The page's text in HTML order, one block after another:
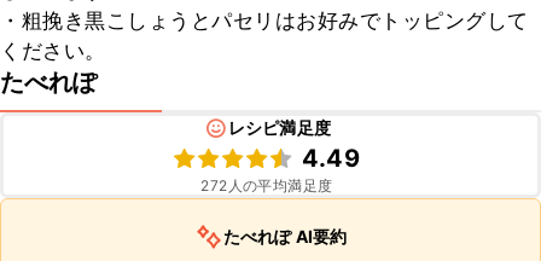
・粗挽き黒こしょうとパセリはお好みでトッピングして
ください。
たべれぽ
レシピ満足度
4.49
272 人の平均満足度
たべれぽ AI要約